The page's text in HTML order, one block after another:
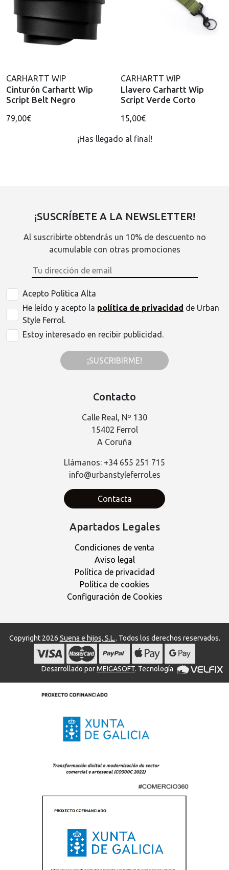
CARHARTT WIP
Cinturón Carhartt Wip
Script Belt Negro
79,00€
CARHARTT WIP
Llavero Carhartt Wip
Script Verde Corto
15,00€
¡Has llegado al final!
¡SUSCRÍBETE A LA NEWSLETTER!
Al suscribirte obtendrás un 10% de descuento no
acumulable con otras promociones
Acepto Politica Alta
He leído y acepto la política de privacidad de Urban
Style Ferrol.
Estoy interesado en recibir publicidad.
¡SUSCRIBIRME!
Contacto
Calle Real, Nº 130
15402 Ferrol
A Coruña
Llámanos: +34 655 251 715
info@urbanstyleferrol.es
Contacta
Apartados Legales
Condiciones de venta
Aviso legal
Política de privacidad
Política de cookies
Configuración de Cookies
Copyright 2026 Suena e hijos, S.L.. Todos los derechos reservados.
Desarrollado porMEIGASOFT. Tecnología